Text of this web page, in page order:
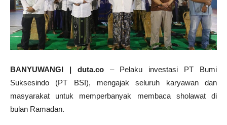
BANYUWANGI | duta.co– Pelaku investasi PT Bumi
Suksesindo (PT BSI), mengajak seluruh karyawan dan
masyarakat untuk memperbanyak membaca sholawat di
bulan Ramadan.